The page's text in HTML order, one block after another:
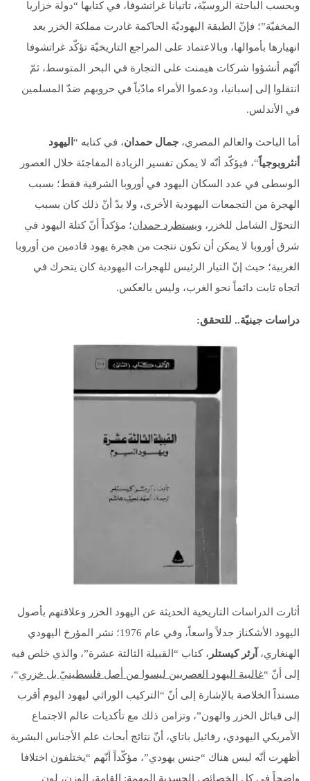
وبحسب الباحثة الروسيّة، تاتيانا غراتشوفا، في كتابها “دولة خزاريا
المخفيّة”؛ فإنّ الطبقة اليهوديّة الحاكمة غادرت مملكة الخزر بعد
انهيارها بأموالها، وبالاعتماد على المراجع التاريخيّة تؤكّد غراتشوفا
أنّهم أنشؤوا شركات هيمنت على التجارة في البحر المتوسط، ثمّ
انتقلوا إلى إسبانيا، ودعموا الأمراء مادّياً في حروبهم ضدّ المسلمين
في الأندلس.
أما الباحث والعالم المصري، جمال حمدان، في كتابه “ اليهود
أنثروبوجياً“، فيؤكّد أنّه لا يمكن تفسير الزيادة المفاجئة خلال العصور
الوسطى في عدد السكان اليهود في أوروبا الشرقية فقط؛ بسبب
الهجرة من التجمعات اليهودية الأخرى، ولا بدّ أنّ ذلك كان بسبب
التحوّل الشامل للخزر، ويستطرد حمدان؛ مؤكداً أنّ كتلة اليهود في
شرق أوروبا لا يمكن أن تكون نتجت من هجرة يهود قادمين من أوروبا
الغربية؛ حيث إنّ التيار الرئيس للهجرات اليهودية كان يتحرك في
اتجاه ثابت دائماً نحو الغرب، وليس بالعكس.
دراسات جينيّة.. للتحقق:
أثارت الدراسات التاريخية الحديثة عن اليهود الخزر وعلاقتهم بأصول
اليهود الأشكناز جدلاً واسعاً، وفي عام 1976؛ نشر المؤرخ اليهودي
الهنغاري، آرثر كيستلر ، كتاب “القبيلة الثالثة عشرة”، والذي خلص فيه
إلى أنّ “غالبية اليهود العصريين ليسوا من أصل فلسطينيّ بل خزري“،
مسنداً الخلاصة بالإشارة إلى أنّ “التركيب الوراثي ليهود اليوم أقرب
إلى قبائل الخزر والهون”، وتزامن ذلك مع تأكديات عالم الاجتماع
الأمريكي اليهودي، رفائيل باتاي، أنّ نتائج أبحاث علم الأجناس البشرية
أظهرت أنّه ليس هناك “جنس يهودي”، مؤكّداً أنّهم “يختلفون اختلافا
واضحاً في كل الخصائص الجسدية المهمة: القامة، الوزن، لون